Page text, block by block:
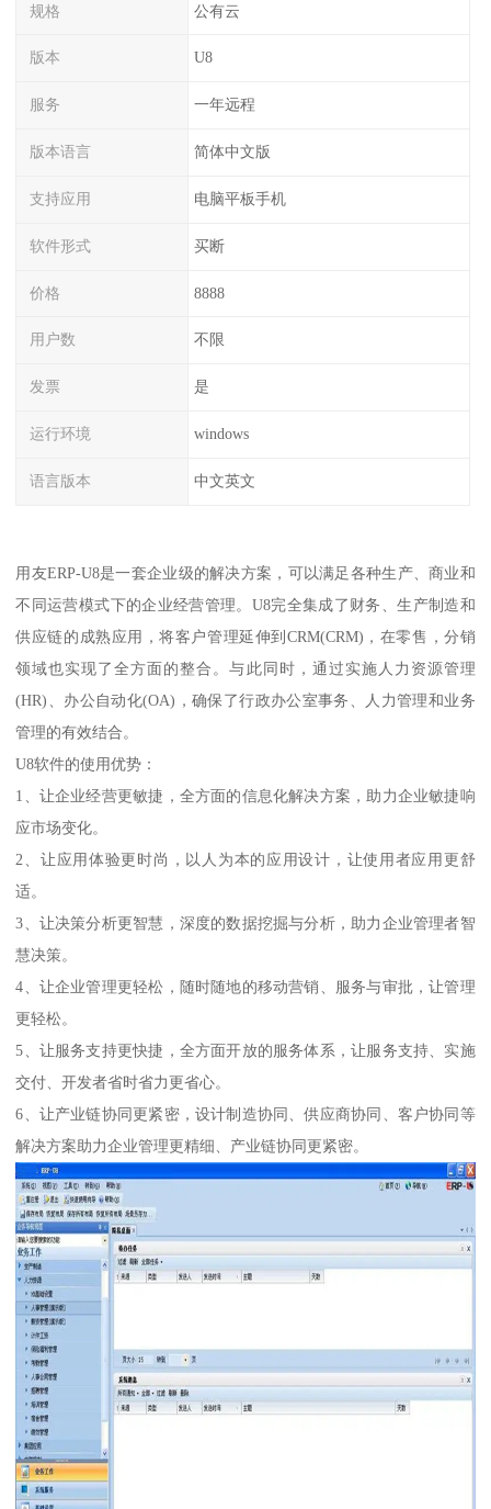
规格 公有云
版本 U8
服务 一年远程
版本语言 简体中文版
支持应用 电脑平板手机
软件形式 买断
价格 8888
用户数 不限
发票 是
运行环境 windows
语言版本 中文英文
用友ERP-U8是一套企业级的解决方案，可以满足各种生产、商业和
不同运营模式下的企业经营管理。U8完全集成了财务、生产制造和
供应链的成熟应用，将客户管理延伸到CRM(CRM)，在零售，分销
领域也实现了全方面的整合。与此同时，通过实施人力资源管理
(HR)、办公自动化(OA)，确保了行政办公室事务、人力管理和业务
管理的有效结合。
U8软件的使用优势：
1、让企业经营更敏捷，全方面的信息化解决方案，助力企业敏捷响
应市场变化。
2、让应用体验更时尚，以人为本的应用设计，让使用者应用更舒
适。
3、让决策分析更智慧，深度的数据挖掘与分析，助力企业管理者智
慧决策。
4、让企业管理更轻松，随时随地的移动营销、服务与审批，让管理
更轻松。
5、让服务支持更快捷，全方面开放的服务体系，让服务支持、实施
交付、开发者省时省力更省心。
6、让产业链协同更紧密，设计制造协同、供应商协同、客户协同等
解决方案助力企业管理更精细、产业链协同更紧密。